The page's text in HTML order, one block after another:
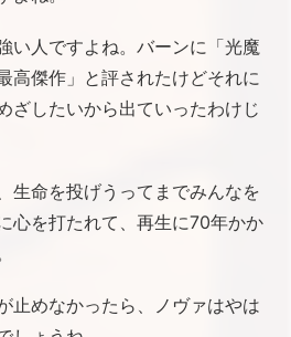
人ですよね。バーンに「光魔
高傑作」と評されたけどそれに
ざしたいから出ていったわけじ
生命を投げうってまでみんなを
心を打たれて、再生に70年かか
めなかったら、ノヴァはやは